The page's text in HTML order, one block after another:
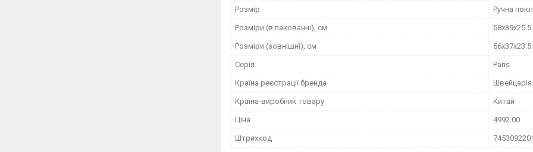
Розмір Ручна
Розміри (в пакованні), см 58x39x25.5
Розміри (зовнішні), см 56x37x23.5
Серія Paris
Країна реєстрації бренда Швейцарія
Країна-виробник товару Китай
Ціна 4992.00
Штрихкод